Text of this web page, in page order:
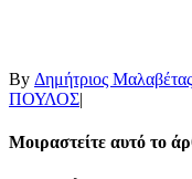
By Δημήτριος Μαλαβέτας
ΠΟΥΛΟΣ|
Μοιραστείτε αυτό το